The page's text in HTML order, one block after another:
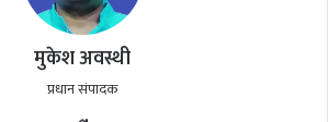
मुकेश अवस्थी
प्रधान संपादक